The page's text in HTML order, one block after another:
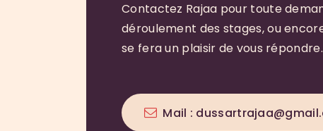
Contactez Rajaa pour toute
déroulement des stages, ou
se fera un plaisir de vous répondre.
Mail :